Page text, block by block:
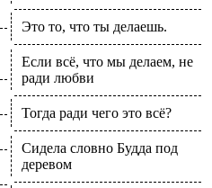
Это то, что ты делаешь.
Если всё, что мы делаем, не
ради любви
Тогда ради чего это всё?
Сидела словно Будда под
деревом